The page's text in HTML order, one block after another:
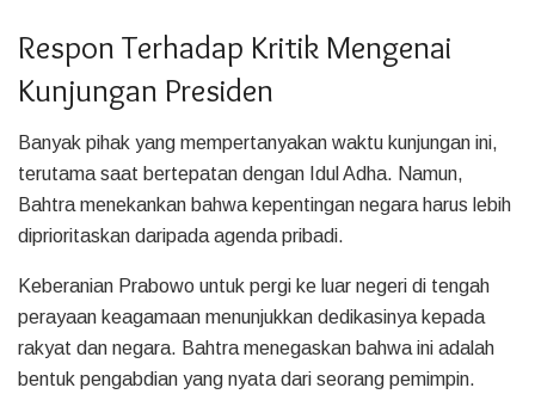
Respon Terhadap Kritik Mengenai
Kunjungan Presiden
Banyak pihak yang mempertanyakan waktu kunjungan ini,
terutama saat bertepatan dengan Idul Adha. Namun,
Bahtra menekankan bahwa kepentingan negara harus lebih
diprioritaskan daripada agenda pribadi.
Keberanian Prabowo untuk pergi ke luar negeri di tengah
perayaan keagamaan menunjukkan dedikasinya kepada
rakyat dan negara. Bahtra menegaskan bahwa ini adalah
bentuk pengabdian yang nyata dari seorang pemimpin.